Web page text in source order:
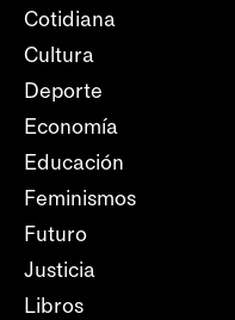
Cotidiana
Cultura
Deporte
Economía
Educación
Feminismos
Futuro
Justicia
Libros